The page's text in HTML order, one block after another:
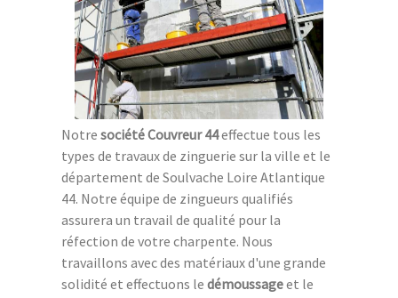
Notre société Couvreur 44effectue tous les
types de travaux de zinguerie sur la ville et le
département de Soulvache Loire Atlantique
44. Notre équipe de zingueurs qualifiés
assurera un travail de qualité pour la
réfection de votre charpente. Nous
travaillons avec des matériaux d'une grande
solidité et effectuons le démoussageet le